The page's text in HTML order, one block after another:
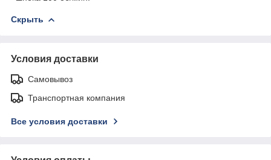
Скрыть
Условия доставки
Самовывоз
Транспортная компания
Все условия доставки